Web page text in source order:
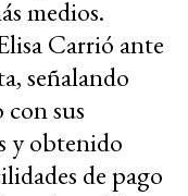
medios.
Carrió ante
señalando
sus
y obtenido
de pago